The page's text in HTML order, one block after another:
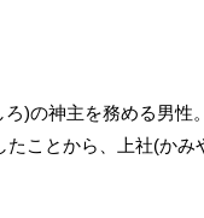
)の神主を務める男性
ことから、上社(か